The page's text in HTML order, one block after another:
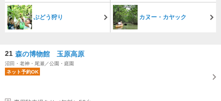
ぶどう狩り カヌー・カヤック
21 森の博物館 玉原高原
沼田・老神・尾瀬／公園・庭園
ネット予約OK